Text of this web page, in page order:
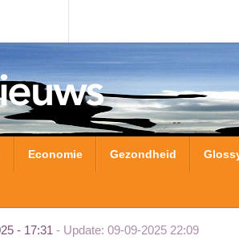
Economie Gezondheid
- 17:31 Update: 09-09-2025 22:09